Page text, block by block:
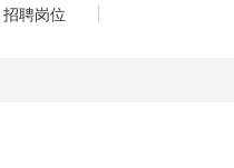
招聘岗位